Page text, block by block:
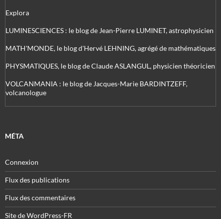
Explora
LUMINESCIENCES : le blog de Jean-Pierre LUMINET, astrophysicien
MATH'MONDE, le blog d'Hervé LEHNING, agrégé de mathématiques
PHYSMATIQUES, le blog de Claude ASLANGUL, physicien théoricien
VOLCANMANIA : le blog de Jacques-Marie BARDINTZEFF,
volcanologue
MÉTA
Connexion
Flux des publications
Flux des commentaires
Site de WordPress-FR